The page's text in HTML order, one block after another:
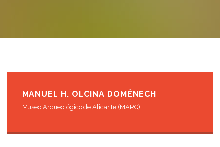
MANUEL H. OLCINA DOMÉNECH
Museo Arqueológico de Alicante (MARQ)